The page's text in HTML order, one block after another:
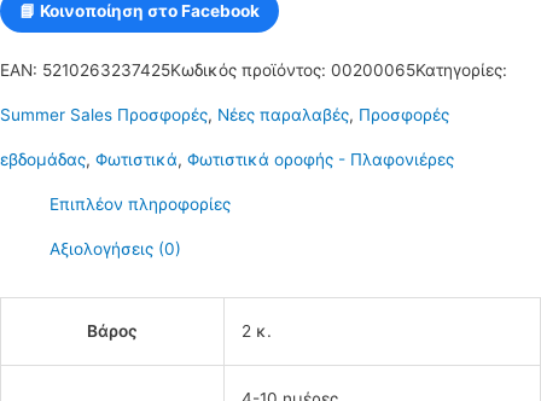
μπάλα
και
λάμπα
g9
Serenity
ποσότητα
📘 Κοινοποίηση στο Facebook
EAN: 5210263237425Κωδικός προϊόντος: 00200065Κατηγορίες:
Summer Sales Προσφορές, Νέες παραλαβές, Προσφορές
εβδομάδας, Φωτιστικά, Φωτιστικά οροφής - Πλαφονιέρες
Επιπλέον πληροφορίες
Αξιολογήσεις (0)
Βάρος 2 κ.